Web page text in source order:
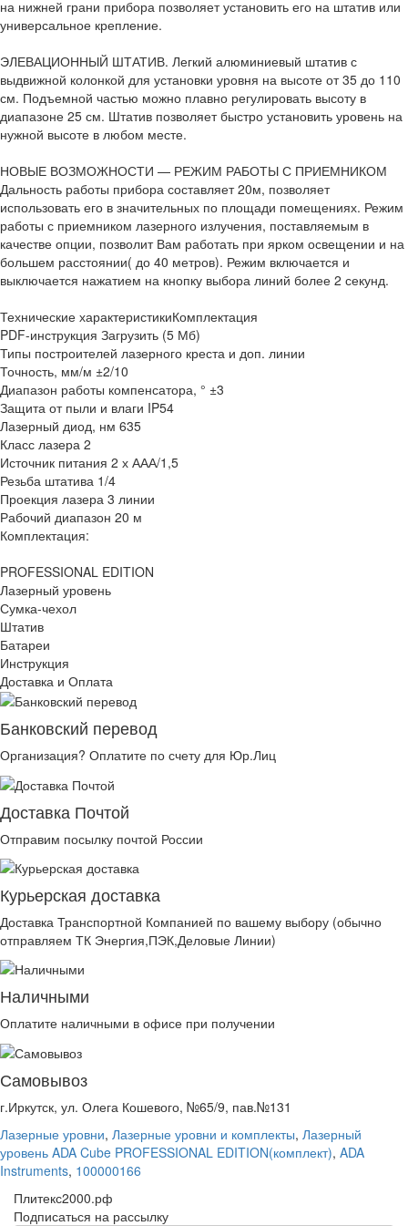
на нижней грани прибора позволяет установить его на штатив или
универсальное крепление.
ЭЛЕВАЦИОННЫЙ ШТАТИВ. Легкий алюминиевый штатив с
выдвижной колонкой для установки уровня на высоте от 35 до 110
см. Подъемной частью можно плавно регулировать высоту в
диапазоне 25 см. Штатив позволяет быстро установить уровень на
нужной высоте в любом месте.
НОВЫЕ ВОЗМОЖНОСТИ — РЕЖИМ РАБОТЫ С ПРИЕМНИКОМ
Дальность работы прибора составляет 20м, позволяет
использовать его в значительных по площади помещениях. Режим
работы с приемником лазерного излучения, поставляемым в
качестве опции, позволит Вам работать при ярком освещении и на
большем расстоянии( до 40 метров). Режим включается и
выключается нажатием на кнопку выбора линий более 2 секунд.
Технические характеристикиКомплектация
PDF-инструкция Загрузить (5 Мб)
Типы построителей лазерного креста и доп. линии
Точность, мм/м ±2/10
Диапазон работы компенсатора, ° ±3
Защита от пыли и влаги IP54
Лазерный диод, нм 635
Класс лазера 2
Источник питания 2 х ААА/1,5
Резьба штатива 1/4
Проекция лазера 3 линии
Рабочий диапазон 20 м
Комплектация:
PROFESSIONAL EDITION
Лазерный уровень
Сумка-чехол
Штатив
Батареи
Инструкция
Доставка и Оплата
Банковский перевод
Организация? Оплатите по счету для Юр.Лиц
Доставка Почтой
Отправим посылку почтой России
Курьерская доставка
Доставка Транспортной Компанией по вашему выбору (обычно
отправляем ТК Энергия,ПЭК,Деловые Линии)
Наличными
Оплатите наличными в офисе при получении
Самовывоз
г.Иркутск, ул. Олега Кошевого, №65/9, пав.№131
Лазерные уровни, Лазерные уровни и комплекты, Лазерный
уровень ADA Cube PROFESSIONAL EDITION(комплект), ADA
Instruments, 100000166
Плитекс2000.рф
Подписаться на рассылку